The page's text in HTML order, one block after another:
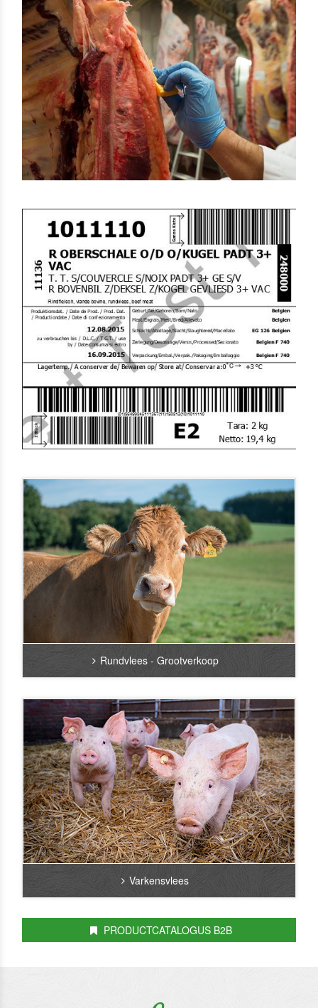
Rundvlees - Grootverkoop
Varkensvlees
PRODUCTCATALOGUS B2B